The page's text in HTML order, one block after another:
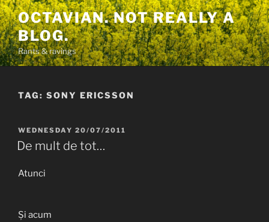
Skip
to
content
OCTAVIAN. NOT REALLY A
BLOG.
Rants & ravings
TAG: SONY ERICSSON
POSTED
ON
WEDNESDAY 20/07/2011
De mult de tot…
Atunci
Și acum